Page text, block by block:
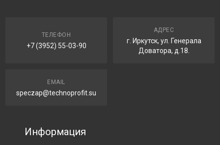
ТЕЛЕФОН
+7 (3952) 55-03-90
АДРЕС
г. Иркутск, ул. Генерала
Доватора, д.18.
EMAIL
speczap@technoprofit.su
Информация